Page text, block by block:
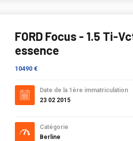
FORD Focus - 1.5 Ti-
essence
10490 €
Date de la 1ère immatriculation
23 02 2015
Catégorie
Berline